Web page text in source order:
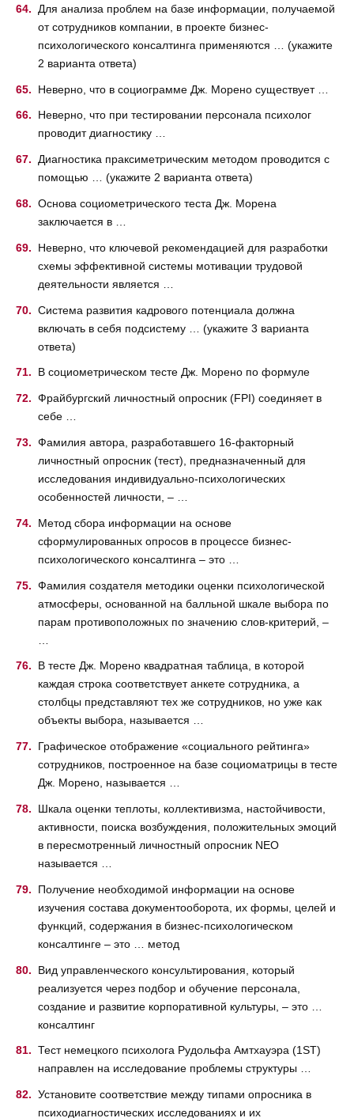
Для анализа проблем на базе информации, получаемой
от сотрудников компании, в проекте бизнес-
психологического консалтинга применяются … (укажите
2 варианта ответа)
Неверно, что в социограмме Дж. Морено существует …
Неверно, что при тестировании персонала психолог
проводит диагностику …
Диагностика праксиметрическим методом проводится с
помощью … (укажите 2 варианта ответа)
Основа социометрического теста Дж. Морена
заключается в …
Неверно, что ключевой рекомендацией для разработки
схемы эффективной системы мотивации трудовой
деятельности является …
Система развития кадрового потенциала должна
включать в себя подсистему … (укажите 3 варианта
ответа)
В социометрическом тесте Дж. Морено по формуле
Фрайбургский личностный опросник (FPI) соединяет в
себе …
Фамилия автора, разработавшего 16-факторный
личностный опросник (тест), предназначенный для
исследования индивидуально-психологических
особенностей личности, – …
Метод сбора информации на основе
сформулированных опросов в процессе бизнес-
психологического консалтинга – это …
Фамилия создателя методики оценки психологической
атмосферы, основанной на балльной шкале выбора по
парам противоположных по значению слов-критерий, –
В тесте Дж. Морено квадратная таблица, в которой
каждая строка соответствует анкете сотрудника, а
столбцы представляют тех же сотрудников, но уже как
объекты выбора, называется …
Графическое отображение «социального рейтинга»
сотрудников, построенное на базе социоматрицы в тесте
Дж. Морено, называется …
Шкала оценки теплоты, коллективизма, настойчивости,
активности, поиска возбуждения, положительных эмоций
в пересмотренный личностный опросник NEO
называется …
Получение необходимой информации на основе
изучения состава документооборота, их формы, целей и
функций, содержания в бизнес-психологическом
консалтинге – это … метод
Вид управленческого консультирования, который
реализуется через подбор и обучение персонала,
создание и развитие корпоративной культуры, – это …
консалтинг
Тест немецкого психолога Рудольфа Амтхауэра (1ST)
направлен на исследование проблемы структуры …
Установите соответствие между типами опросника в
психодиагностических исследованиях и их